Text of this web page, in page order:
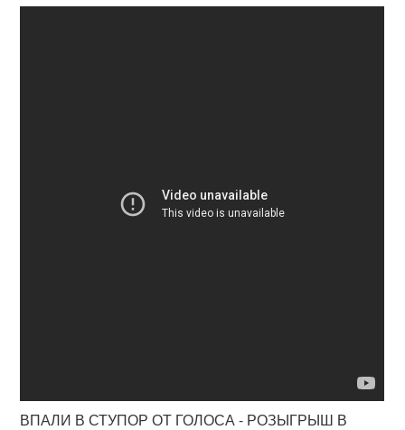
ВПАЛИ В СТУПОР ОТ ГОЛОСА - РОЗЫГРЫШ В